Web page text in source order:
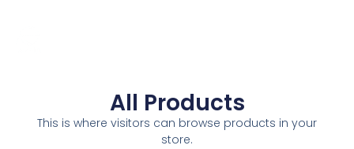
All Products
This is where visitors can browse products in your
store.